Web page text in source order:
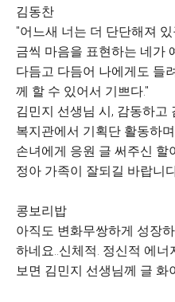
김동찬
"어느새 너는 더 단단해져
금씩 마음을 표현하는 네가
다듬고 다듬어 나에게도 들
께 할 수 있어서 기쁘다."
김민지 선생님 시, 감동하고
복지관에서 기획단 활동하
손녀에게 응원 글 써주신 할
정아 가족이 잘되길 바랍니
콩보리밥
아직도 변화무쌍하게 성장
하네요..신체적. 정신적 에
보면 김민지 선생님께 글 화